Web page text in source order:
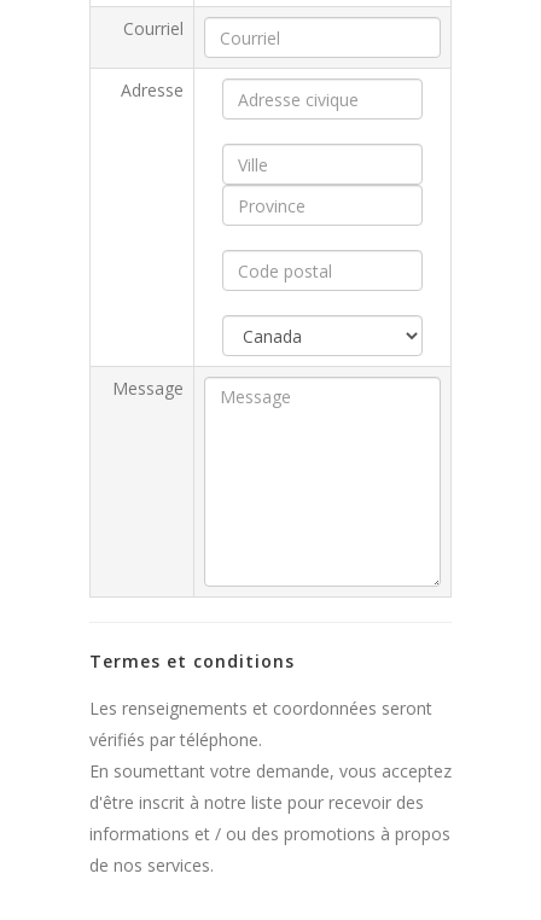
Courriel
Adresse
Message
Termes et conditions
Les renseignements et coordonnées seront
vérifiés par téléphone.
En soumettant votre demande, vous acceptez
d'être inscrit à notre liste pour recevoir des
informations et / ou des promotions à propos
de nos services.